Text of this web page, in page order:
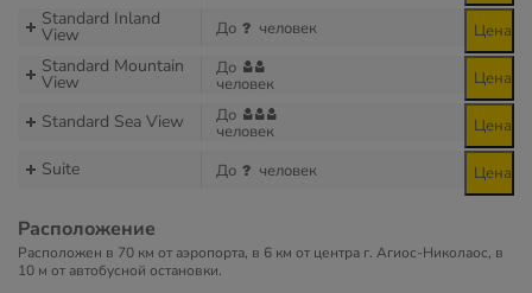
Standard Inland
View До человек Цена
Standard Mountain
View
До
человек Цена
Standard Sea View До
человек Цена
Suite До человек Цена
Расположение
Расположен в 70 км от аэропорта, в 6 км от центра г. Агиос-Николаос, в
10 м от автобусной остановки.